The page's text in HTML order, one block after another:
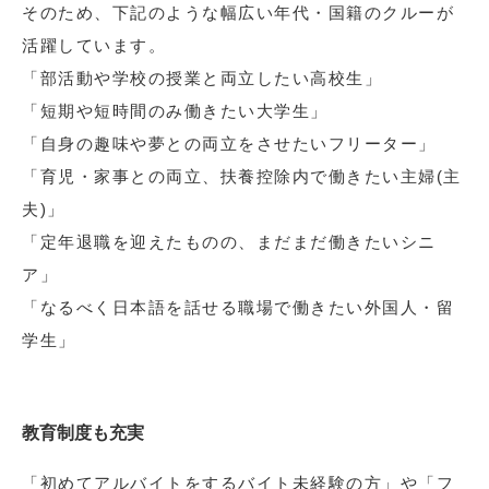
そのため、下記のような幅広い年代・国籍のクルーが
活躍しています。
「部活動や学校の授業と両立したい高校生」
「短期や短時間のみ働きたい大学生」
「自身の趣味や夢との両立をさせたいフリーター」
「育児・家事との両立、扶養控除内で働きたい主婦(主
夫)」
「定年退職を迎えたものの、まだまだ働きたいシニ
ア」
「なるべく日本語を話せる職場で働きたい外国人・留
学生」
教育制度も充実
「初めてアルバイトをするバイト未経験の方」や「フ